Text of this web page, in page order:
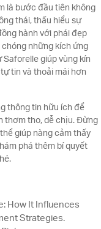
là bước đầu tiên không
thái, thấu hiểu sự
hành với phái đẹp
chóng những kích ứng
giúp vùng kín
tin và thoải mái hơn
thông tin hữu ích để
thơm tho, dễ chịu. Đừng
giúp nàng cảm thấy
phá thêm bí quyết
How It Influences
Strategies.